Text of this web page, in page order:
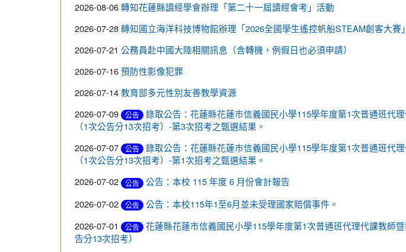
2026-08-06轉知花蓮縣讀經學會辦理「第二十一屆讀經會考」活動
2026-07-28轉知國立海洋科技博物館辦理「2026全國學生遙控帆船STEAM創客大賽
2026-07-21 公務員赴中國大陸相關訊息（含轉機，例假日也必須申請）
2026-07-16預防性影像犯罪
2026-07-14教育部多元性別友善教學資源
2026-07-09
公告
錄取公告：花蓮縣花蓮巿信義國民小學115學年度第1次普通班代
（1次公告分13次招考）-第3次招考之甄選結果。
2026-07-07
公告
錄取公告：花蓮縣花蓮巿信義國民小學115學年度第1次普通班代
（1次公告分13次招考）-第1次招考之甄選結果。
2026-07-02
公告
公告：本校 115 年度 6 月份會計報告
2026-07-02
公告
公告：本校115年1至6月並未受理國家賠償事件。
2026-07-01
公告
花蓮縣花蓮市信義國民小學115學年度第1次普通班代理代課教師
告分13次招考）